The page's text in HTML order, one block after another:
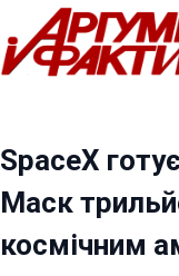
Перейти
до
вмісту
SpaceX
Маск
космічним